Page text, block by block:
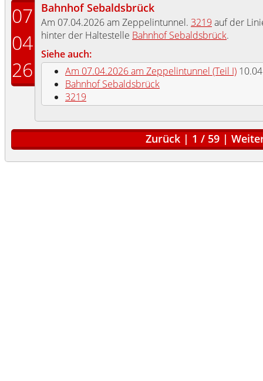
07
04
26
Bahnhof Sebaldsbrück
Am 07.04.2026 am Zeppelintunnel. 3219 auf der
hinter der Haltestelle Bahnhof Sebaldsbrück.
Siehe auch:
Am 07.04.2026 am Zeppelintunnel (Teil I)
Bahnhof Sebaldsbrück
3219
Zurück | 1 / 59 |